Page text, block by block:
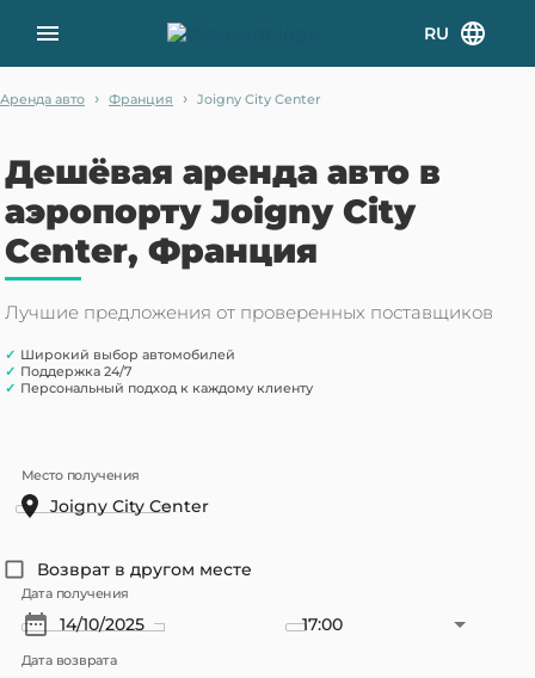
RU
Аренда авто › Франция › Joigny City Center
Дешёвая аренда авто в
аэропорту Joigny City
Center, Франция
Лучшие предложения от проверенных поставщиков
✓ Широкий выбор автомобилей
✓ Поддержка 24/7
✓ Персональный подход к каждому клиенту
Место получения
Возврат в другом месте
Дата получения
17:00
Дата возврата